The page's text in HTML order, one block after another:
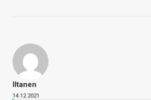
Iltanen
14.12.2021